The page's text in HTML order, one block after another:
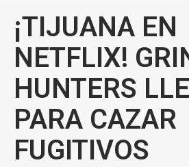
¡TIJUANA EN
NETFLIX!
HUNTERS
PARA CAZAR
FUGITIVOS